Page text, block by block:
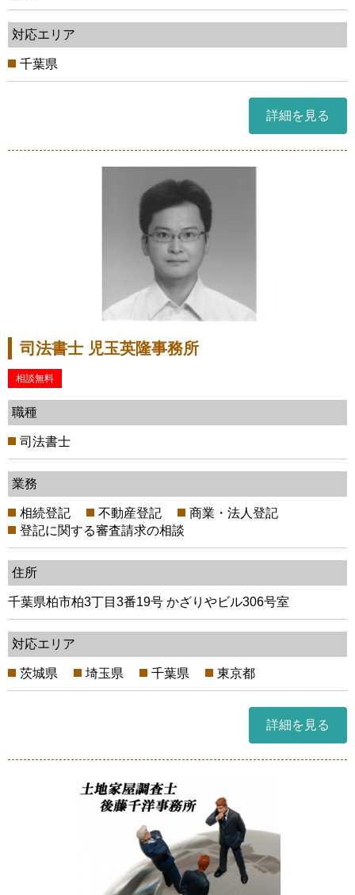
対応エリア
千葉県
詳細を見る
司法書士 児玉英隆事務所
相談無料
職種
司法書士
業務
相続登記 不動産登記
商業・法人登記
登記に関する審査請求の相談
住所
千葉県柏市柏3丁目3番19号 かざりやビル306号室
対応エリア
茨城県 埼玉県 千葉県 東京都
詳細を見る